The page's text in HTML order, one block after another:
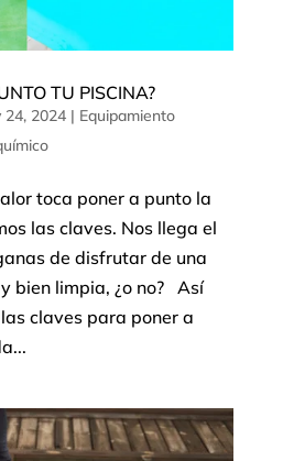
TU PISCINA?
24, 2024| Equipamiento
toca poner a punto la
las claves. Nos llega el
de disfrutar de una
bien limpia, ¿o no? Así
claves para poner a